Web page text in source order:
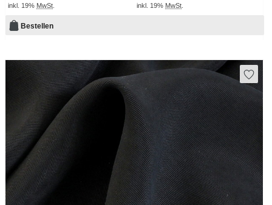
inkl. 19% MwSt inkl. 19% MwSt
Bestellen